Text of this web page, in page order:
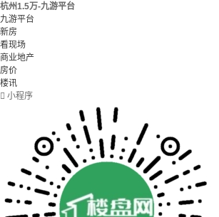
杭州1.5万-九游平台
九游平台
新房
看现场
商业地产
房价
楼讯
 小程序